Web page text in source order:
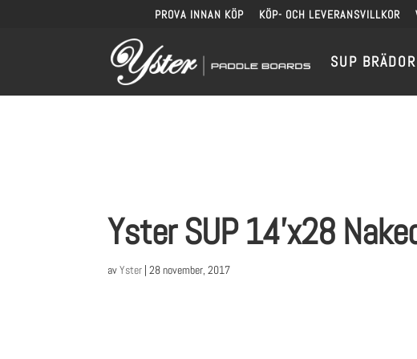
PROVA INNAN KÖP KÖP- OCH LEVERANSVILLKOR
SUP BRÄDOR
Yster SUP 14’x28
avYster |28 november, 2017